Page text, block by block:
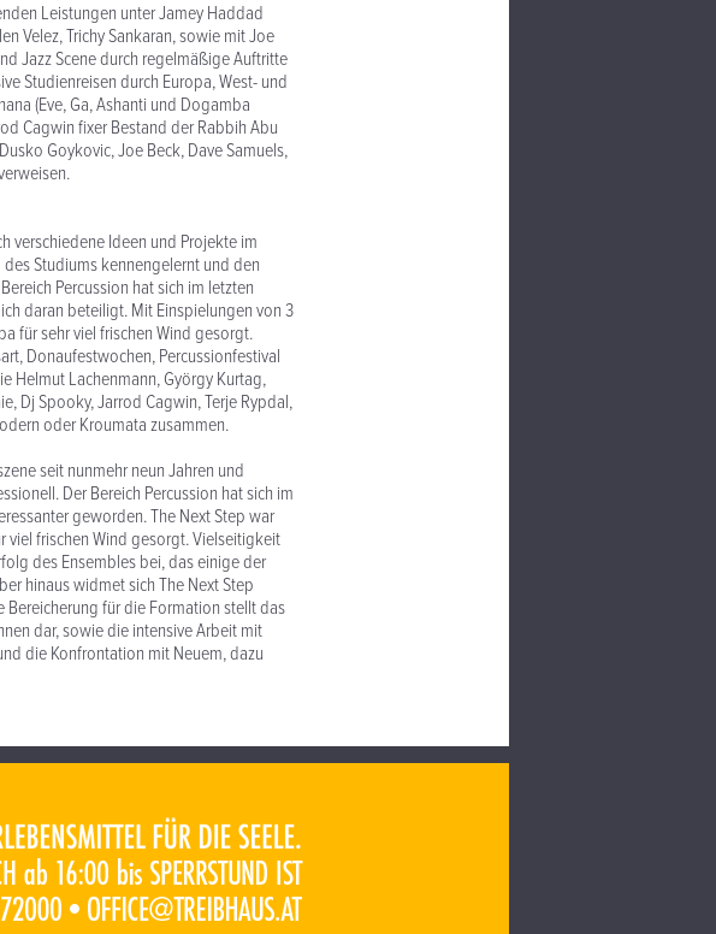
Leistungen unter Jamey Haddad
Velez, Trichy Sankaran, sowie mit Joe
Jazz Scene durch regelmäßige Auftritte
Studienreisen durch Europa, West- und
(Eve, Ga, Ashanti und Dogamba
Cagwin fixer Bestand der Rabbih Abu
Goykovic, Joe Beck, Dave Samuels,
verschiedene Ideen und Projekte im
Studiums kennengelernt und den
Percussion hat sich im letzten
daran beteiligt. Mit Einspielungen von 3
für sehr viel frischen Wind gesorgt.
Donaufestwochen, Percussionfestival
Helmut Lachenmann, György Kurtag,
Dj Spooky, Jarrod Cagwin, Terje Rypdal,
oder Kroumata zusammen.
seit nunmehr neun Jahren und
Der Bereich Percussion hat sich im
geworden. The Next Step war
frischen Wind gesorgt. Vielseitigkeit
des Ensembles bei, das einige der
hinaus widmet sich The Next Step
für die Formation stellt das
dar, sowie die intensive Arbeit mit
die Konfrontation mit Neuem, dazu